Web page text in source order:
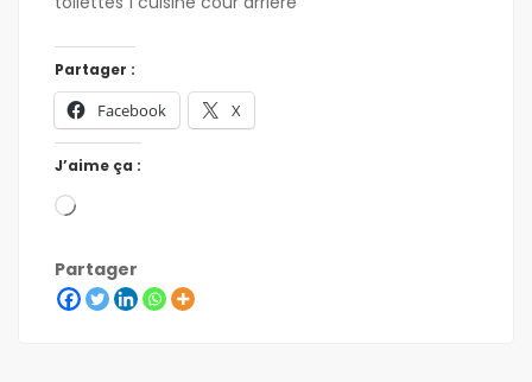
Partager :
Facebook X
J’aime ça :
Partager